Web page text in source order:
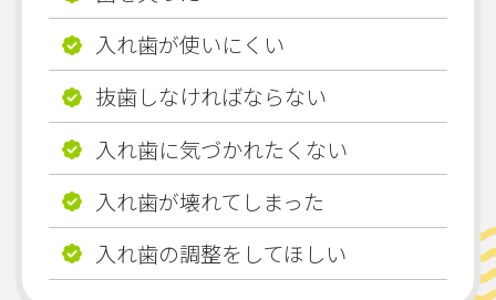
入れ歯が使いにくい
抜歯しなければならない
入れ歯に気づかれたくない
入れ歯が壊れてしまった
入れ歯の調整をしてほしい